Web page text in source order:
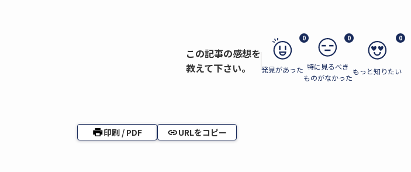
この記事の感想を
教えて下さい。
0
発見があった
0
特に見るべき
ものがなかった
0
もっと知りたい
印刷 / PDF URLをコピー